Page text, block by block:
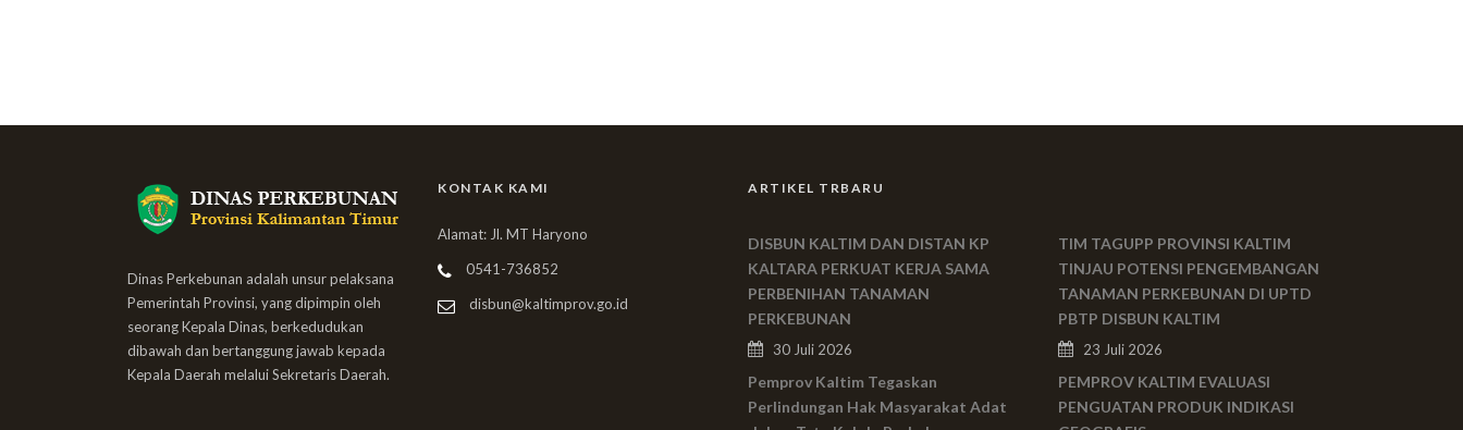
Dinas Perkebunan adalah unsur pelaksana
Pemerintah Provinsi, yang dipimpin oleh
seorang Kepala Dinas, berkedudukan
dibawah dan bertanggung jawab kepada
Kepala Daerah melalui Sekretaris Daerah.
KONTAK KAMI
Alamat: Jl. MT Haryono
0541-736852
disbun@kaltimprov.go.id
ARTIKEL TRBARU
DISBUN KALTIM DAN DISTAN KP
KALTARA PERKUAT KERJA SAMA
PERBENIHAN TANAMAN
PERKEBUNAN
30 Juli 2026
Pemprov Kaltim Tegaskan
Perlindungan Hak Masyarakat Adat
TIM TAGUPP PROVINSI KALTIM
TINJAU POTENSI PENGEMBANGAN
TANAMAN PERKEBUNAN DI UPTD
PBTP DISBUN KALTIM
23 Juli 2026
PEMPROV KALTIM EVALUASI
PENGUATAN PRODUK INDIKASI